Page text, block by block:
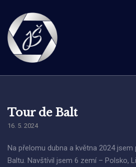
content
Tour de Balt
16. 5. 2024
Na přelomu dubna a května 2024
Baltu. Navštívil jsem 6 zemí – Polsko,